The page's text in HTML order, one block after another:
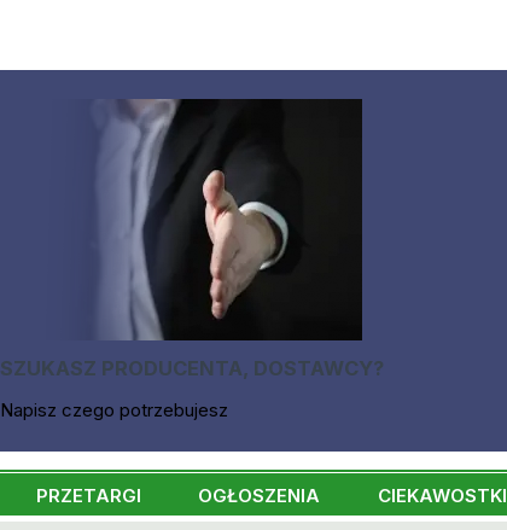
SZUKASZ PRODUCENTA, DOSTAWCY?
Napisz czego potrzebujesz
PRZETARGI OGŁOSZENIA CIEKAWOSTKI